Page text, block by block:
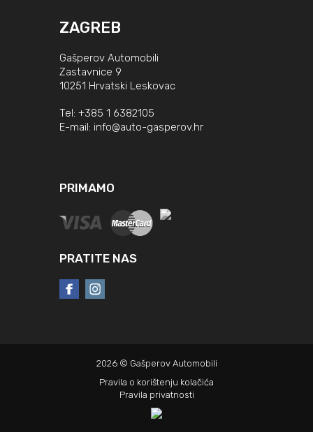
ZAGREB
Gašperov Automobili
Zastavnice 9
10251 Hrvatski Leskovac
Tel: +385 1 6382105
E-mail: info@auto-gasperov.hr
PRIMAMO
PRATITE NAS
2026 © Gašperov Automobili
Pravila o korištenju kolačića
Pravila privatnosti